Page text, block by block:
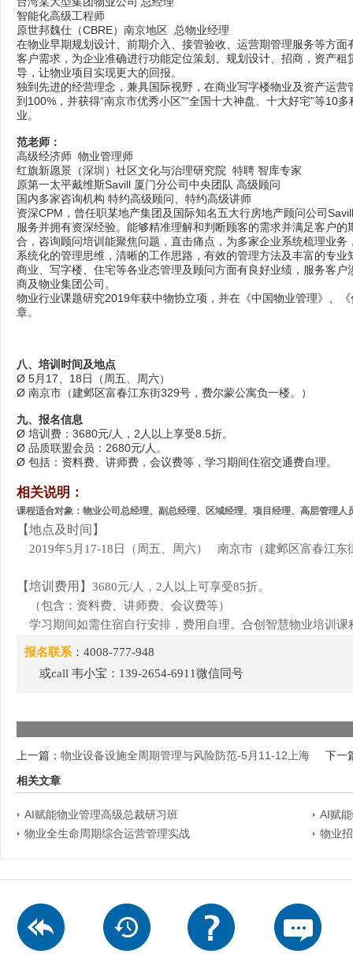
智能化高级工程师
原世邦魏仕（CBRE）南京地区 总物业经理
在物业早期规划设计、前期介入、接管验收、运营期管理服务等方
客户需求，为企业准确进行功能定位策划、规划设计、招商，资产
导，让物业项目实现更大的回报。
独到先进的经营理念，兼具国际视野，在商业写字楼物业及资产运
到100%，并获得“南京市优秀小区”“全国十大神盘、十大好宅”等10
业。
范老师：
高级经济师 物业管理师
红旗新愿景（深圳）社区文化与治理研究院 特聘 智库专家
原第一太平戴维斯Savill 厦门分公司中央团队 高级顾问
国内多家咨询机构 特约高级顾问、特约高级讲师
资深CPM，曾任职某地产集团及国际知名五大行房地产顾问公司
服务并拥有资深经验。能够精准理解和判断顾客的需求并满足客户
合，咨询顾问培训能聚焦问题，直击痛点，为多家企业系统梳理业
系统化的管理思维，清晰的工作思路，有效的管理方法及丰富的专
商业、写字楼、住宅等各业态管理及顾问方面有良好业绩，服务客
商及物业集团公司。
物业行业课题研究2019年获中物协立项，并在《中国物业管理》、
章。
八、培训时间及地点
Ø 5月17、18日（周五、周六）
Ø 南京市（建邺区富春江东街329号，费尔蒙公寓负一楼。）
九、报名信息
Ø 培训费：3680元/人，2人以上享受8.5折。
Ø 品质联盟会员：2680元/人。
Ø 包括：资料费、讲师费，会议费等，学习期间住宿交通费自理。
相关说明：
课程适合对象： 物业公司总经理、副总经理、区域经理、项目经理、高层管理人
【地点及时间】
2019年5月17-18日（周五、周六） 南京市（建邺区富春江东
【培训费用】 3680元/人，2人以上可享受85折。
（包含：资料费、讲师费、会议费等）
学习期间如需住宿自行安排，费用自理。合创智慧物业培训课
报名联系 ：4008-777-948
或call 韦小宝：139-2654-6911微信同号
上一篇： 物业设备设施全周期管理与风险防范-5月11-12上海
下一
相关文章
AI赋能物业管理高级总裁研习班
AI赋
物业全生命周期综合运营管理实战
物业